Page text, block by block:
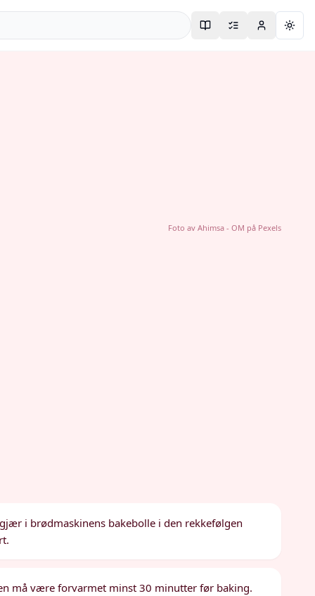
Foto av Ahimsa - OM på Pexels
i brødmaskinens bakebolle i den rekkefølgen
må være forvarmet minst 30 minutter før baking.